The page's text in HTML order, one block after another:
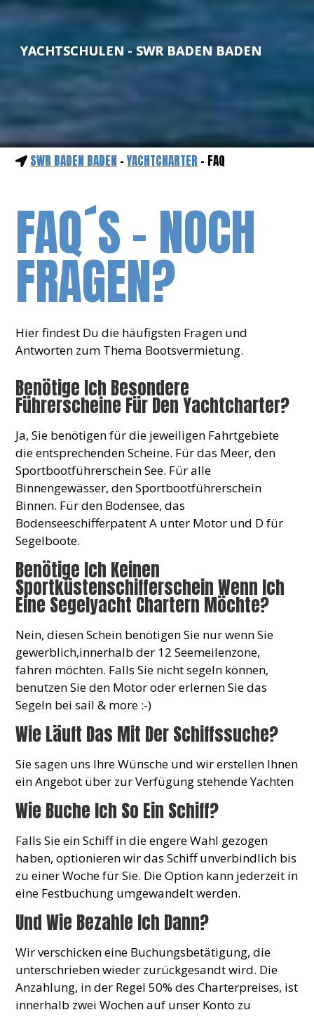
YACHTSCHULEN - SWR BADEN BADEN
SWR BADEN BADEN -YACHTCHARTER - FAQ
FAQ´S - NOCH
FRAGEN?
Hier findest Du die häufigsten Fragen und
Antworten zum Thema Bootsvermietung.
Benötige Ich Besondere
Führerscheine Für Den Yachtcharter?
Ja, Sie benötigen für die jeweiligen Fahrtgebiete
die entsprechenden Scheine. Für das Meer, den
Sportbootführerschein See. Für alle
Binnengewässer, den Sportbootführerschein
Binnen. Für den Bodensee, das
Bodenseeschifferpatent A unter Motor und D für
Segelboote.
Benötige Ich Keinen
Sportküstenschifferschein Wenn Ich
Eine Segelyacht Chartern Möchte?
Nein, diesen Schein benötigen Sie nur wenn Sie
gewerblich,innerhalb der 12 Seemeilenzone,
fahren möchten. Falls Sie nicht segeln können,
benutzen Sie den Motor oder erlernen Sie das
Segeln bei sail & more :-)
Wie Läuft Das Mit Der Schiffssuche?
Sie sagen uns Ihre Wünsche und wir erstellen Ihnen
ein Angebot über zur Verfügung stehende Yachten
Wie Buche Ich So Ein Schiff?
Falls Sie ein Schiff in die engere Wahl gezogen
haben, optionieren wir das Schiff unverbindlich bis
zu einer Woche für Sie. Die Option kann jederzeit in
eine Festbuchung umgewandelt werden.
Und Wie Bezahle Ich Dann?
Wir verschicken eine Buchungsbetätigung, die
unterschrieben wieder zurückgesandt wird. Die
Anzahlung, in der Regel 50% des Charterpreises, ist
innerhalb zwei Wochen auf unser Konto zu